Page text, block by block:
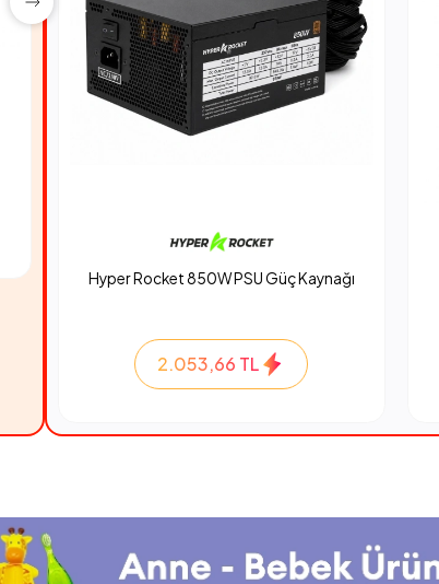
Hyper Rocket 850W PSU Güç Kaynağı
Hyper Rocket 850W PSU Güç Kaynağı
2.053,66 TL